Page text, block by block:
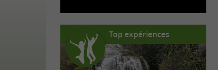
Top expériences